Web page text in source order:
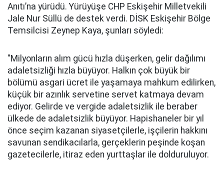
Anıtı’na yürüdü. Yürüyüşe CHP Eskişehir Milletvekili
Jale Nur Süllü de destek verdi. DİSK Eskişehir Bölge
Temsilcisi Zeynep Kaya, şunları söyledi:
"Milyonların alım gücü hızla düşerken, gelir dağılımı
adaletsizliği hızla büyüyor. Halkın çok büyük bir
bölümü asgari ücret ile yaşamaya mahkum edilirken,
küçük bir azınlık servetine servet katmaya devam
ediyor. Gelirde ve vergide adaletsizlik ile beraber
ülkede de adaletsizlik büyüyor. Hapishaneler bir yıl
önce seçim kazanan siyasetçilerle, işçilerin hakkını
savunan sendikacılarla, gerçeklerin peşinde koşan
gazetecilerle, itiraz eden yurttaşlar ile dolduruluyor.